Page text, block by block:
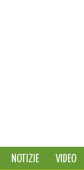
NOTIZIE
VIDEO